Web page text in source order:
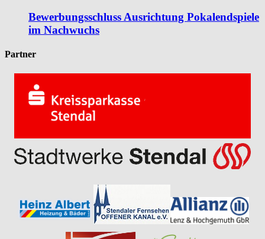
Bewerbungsschluss Ausrichtung Pokalendspiele
im Nachwuchs
Partner